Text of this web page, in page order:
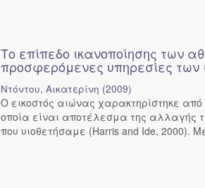
Το επίπεδο ικανοποίησης των
προσφερόμενες υπηρεσίες των
Ντόντου, Αικατερίνη (2009)
Ο εικοστός αιώνας χαρακτηρίστηκε
οποία είναι αποτέλεσμα της αλλαγής
που υιοθετήσαμε (Harris and Ide, 2000).